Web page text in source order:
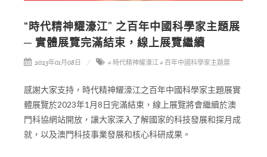
“時代精神耀濠江” 之百年中國科學家主題展
─ 實體展覽完滿結束，線上展覽繼續
2023年01月08日 # 時代精神耀濠江# 百年中國科學家主題展
感謝大家支持，時代精神耀濠江之百年中國科學家主題展實
體展覽於2023年1月8日完滿結束，線上展覽將會繼續於澳
門科協網站開放，讓大家深入了解國家的科技發展和探月成
就，以及澳門科技事業發展和核心科研成果。